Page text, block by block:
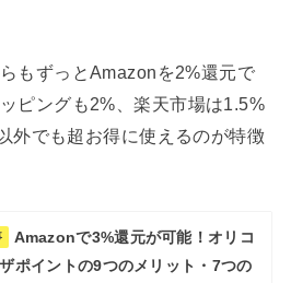
もずっとAmazonを2%還元で
ピングも2%、楽天市場は1.5%
外でも超お得に使えるのが特徴
Amazonで3%還元が可能！オリコ
ポイントの9つのメリット・7つの